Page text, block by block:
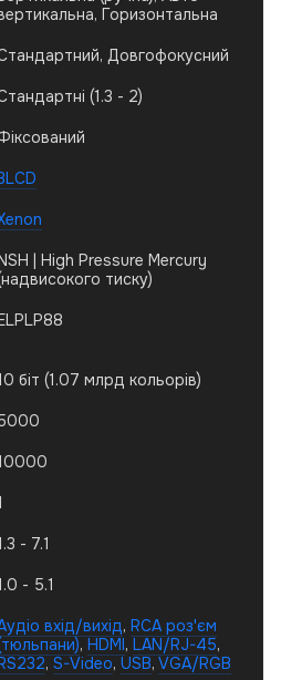
Горизонтальна
Довгофокусний
(1.3 - 2)
| High Pressure Mercury
тиску)
біт (1.07 млрд кольорів)
- 7.1
- 5.1
вхід/вихід, RCA роз'єм
, HDMI, LAN/RJ-45,
, S-Video, USB, VGA/RGB